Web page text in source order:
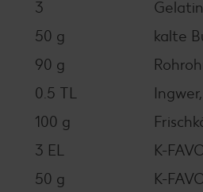
3
50 g
kalte
90 g
0.5 TL
100 g
3 EL
K-
50 g
K-